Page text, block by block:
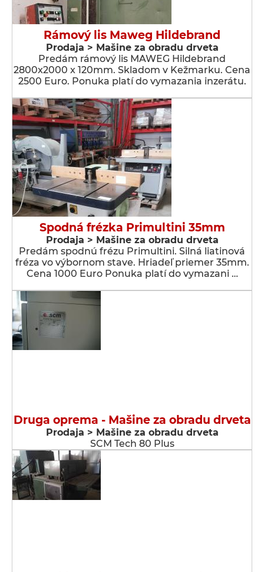
Rámový lis Maweg Hildebrand
Prodaja > Мašine za obradu drveta
Predám rámový lis MAWEG Hildebrand
2800x2000 x 120mm. Skladom v Kežmarku. Cena
2500 Euro. Ponuka platí do vymazania inzerátu.
Spodná frézka Primultini 35mm
Prodaja > Мašine za obradu drveta
Predám spodnú frézu Primultini. Silná liatinová
fréza vo výbornom stave. Hriadeľ priemer 35mm.
Cena 1000 Euro Ponuka platí do vymazani …
Druga oprema - Мašine za obradu drveta
Prodaja > Мašine za obradu drveta
SCM Tech 80 Plus